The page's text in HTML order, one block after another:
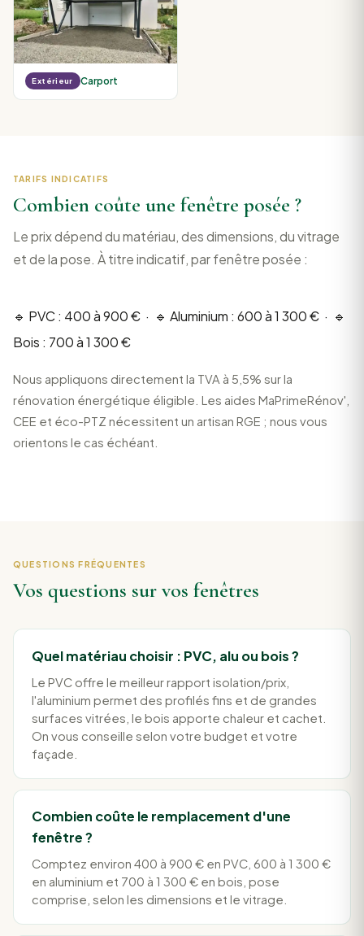
Extérieur Carport
TARIFS INDICATIFS
Combien coûte une fenêtre posée ?
Le prix dépend du matériau, des dimensions, du vitrage
et de la pose. À titre indicatif, par fenêtre posée :
🔹 PVC : 400 à 900 € · 🔹 Aluminium : 600 à 1 300 € · 🔹
Bois : 700 à 1 300 €
Nous appliquons directement la TVA à 5,5% sur la
rénovation énergétique éligible. Les aides MaPrimeRénov',
CEE et éco-PTZ nécessitent un artisan RGE ; nous vous
orientons le cas échéant.
QUESTIONS FRÉQUENTES
Vos questions sur vos fenêtres
Quel matériau choisir : PVC, alu ou bois ?
Le PVC offre le meilleur rapport isolation/prix,
l'aluminium permet des profilés fins et de grandes
surfaces vitrées, le bois apporte chaleur et cachet.
On vous conseille selon votre budget et votre
façade.
Combien coûte le remplacement d'une
fenêtre ?
Comptez environ 400 à 900 € en PVC, 600 à 1 300 €
en aluminium et 700 à 1 300 € en bois, pose
comprise, selon les dimensions et le vitrage.